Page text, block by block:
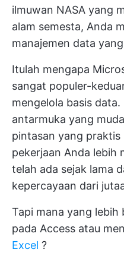
ilmuwan NASA yang
alam semesta, Anda
manajemen data
Itulah mengapa
sangat populer-
mengelola basis
antarmuka yang
pintasan yang
pekerjaan Anda lebih
telah ada sejak lama
kepercayaan dari
Tapi mana yang lebih
pada Access atau
Excel ?